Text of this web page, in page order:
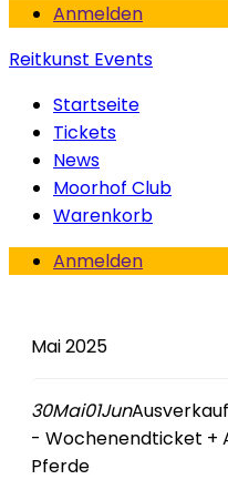
Anmelden
Reitkunst Events
Startseite
Tickets
News
Moorhof Club
Warenkorb
Anmelden
Mai 2025
30Mai01Jun
- Wochenendticket +
Pferde